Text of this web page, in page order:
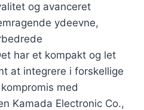
og avanceret
ydeevne,
har et kompakt og let
at integrere i forskellige
med
Kamada Electronic Co.,